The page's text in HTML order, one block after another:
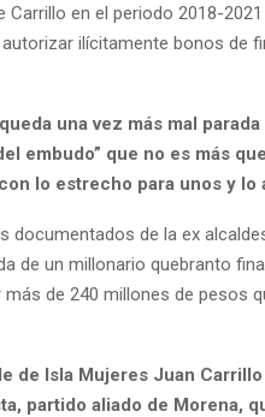
Carrillo en el periodo 2018-
ilícitamente bonos de
una vez más mal parada
embudo” que no es más
lo estrecho para unos y lo
de la ex
de un millonario quebranto
de 240 millones de pesos
de Isla Mujeres Juan
partido aliado de Morena,